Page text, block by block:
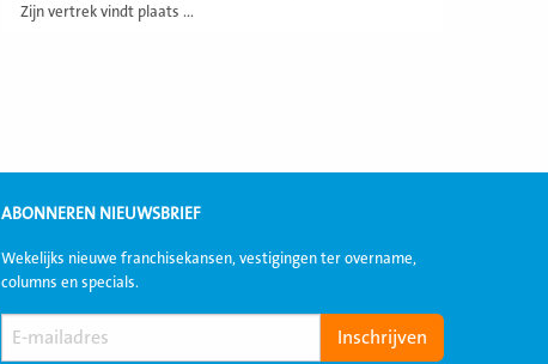
Zijn vertrek vindt plaats ...
ABONNEREN NIEUWSBRIEF
Wekelijks nieuwe franchisekansen, vestigingen ter overname,
columns en specials.